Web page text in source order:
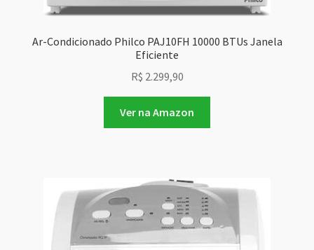
Ar-Condicionado Philco PAJ10FH 10000 BTUs Janela
Eficiente
R$ 2.299,90
Ver na Amazon